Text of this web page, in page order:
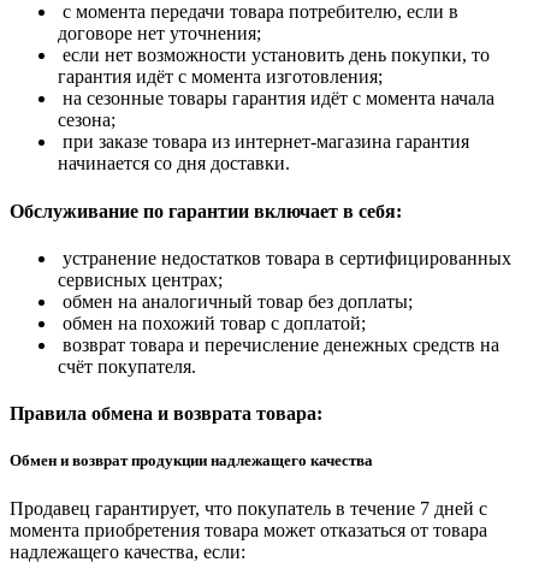
с момента передачи товара потребителю, если в
договоре нет уточнения;
если нет возможности установить день покупки, то
гарантия идёт с момента изготовления;
на сезонные товары гарантия идёт с момента начала
сезона;
при заказе товара из интернет-магазина гарантия
начинается со дня доставки.
Обслуживание по гарантии включает в себя:
устранение недостатков товара в сертифицированных
сервисных центрах;
обмен на аналогичный товар без доплаты;
обмен на похожий товар с доплатой;
возврат товара и перечисление денежных средств на
счёт покупателя.
Правила обмена и возврата товара:
Обмен и возврат продукции надлежащего качества
Продавец гарантирует, что покупатель в течение 7 дней с
момента приобретения товара может отказаться от товара
надлежащего качества, если: